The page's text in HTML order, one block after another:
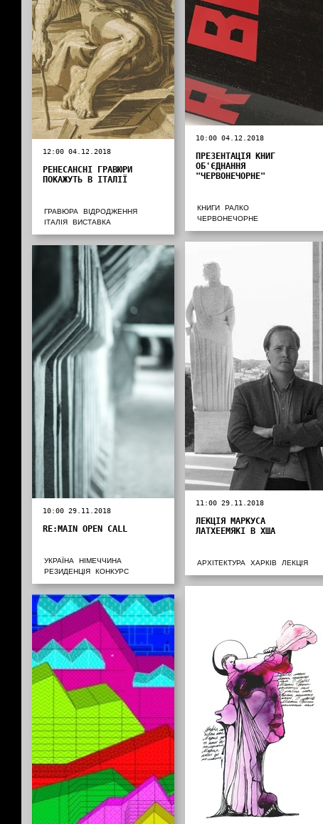
12:00 04.12.2018
РЕНЕСАНСНІ ГРАВЮРИ
ПОКАЖУТЬ В ІТАЛІЇ
ГРАВЮРА
ВІДРОДЖЕННЯ
ІТАЛІЯ
ВИСТАВКА
10:00 04.12.2018
ПРЕЗЕНТАЦІЯ КНИГ
ОБ'ЄДНАННЯ
"ЧЕРВОНЕЧОРНЕ"
КНИГИ
РАЛКО
ЧЕРВОНЕЧОРНЕ
11:00 29.11.2018
ЛЕКЦІЯ МАРКУСА
ЛАТХЕЕМЯКІ В ХША
АРХІТЕКТУРА ХАРКІВ ЛЕКЦІЯ
10:00 29.11.2018
RE:MAIN OPEN CALL
УКРАЇНА
НІМЕЧЧИНА
РЕЗИДЕНЦІЯ
КОНКУРС